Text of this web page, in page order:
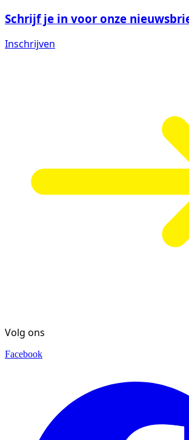
Schrijf je in voor onze
Inschrijven
Volg ons
Facebook